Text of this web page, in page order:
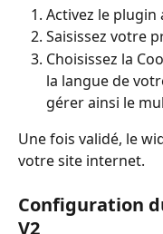
Activez le plugin
Saisissez votre
Choisissez la
la langue de
gérer ainsi le
Une fois validé, le
votre site internet.
Configuration
V2